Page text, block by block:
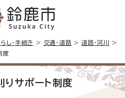
らし・手続き > 交通・道路 >道路・河川
>
度
りサポート制度